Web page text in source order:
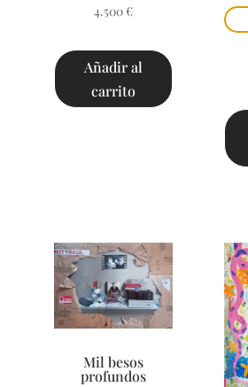
4.500 €
Añadir al
carrito
Mil besos
profundos